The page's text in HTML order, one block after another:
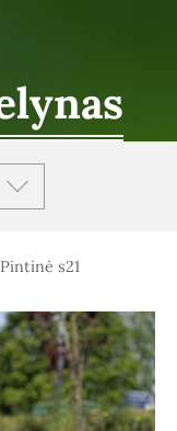
Pintinė s21